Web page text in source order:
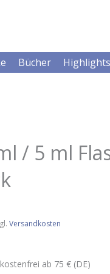
Bücher Highlights
/ 5 ml
Versandkosten
ab 75 € (DE)